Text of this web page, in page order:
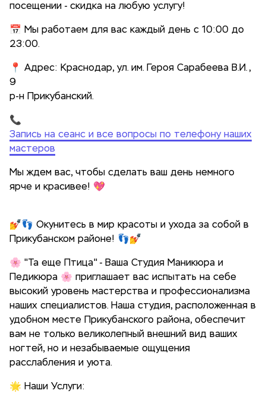
посещении - скидка на любую услугу!
📅 Мы работаем для вас каждый день с 10:00 до
23:00.
📍 Адрес: Краснодар, ул. им. Героя Сарабеева В.И.,
9
р-н Прикубанский.
📞
Запись на сеанс и все вопросы по телефону наших
мастеров
Мы ждем вас, чтобы сделать ваш день немного
ярче и красивее! 💖
💅👣 Окунитесь в мир красоты и ухода за собой в
Прикубанском районе! 👣💅
🌸 "Та еще Птица" - Ваша Студия Маникюра и
Педикюра 🌸 приглашает вас испытать на себе
высокий уровень мастерства и профессионализма
наших специалистов. Наша студия, расположенная в
удобном месте Прикубанского района, обеспечит
вам не только великолепный внешний вид ваших
ногтей, но и незабываемые ощущения
расслабления и уюта.
🌟 Наши Услуги: